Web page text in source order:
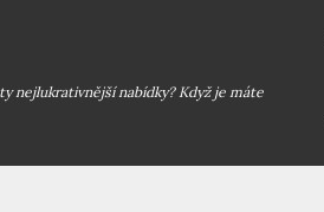
nejlukrativnější nabídky? Když je máte